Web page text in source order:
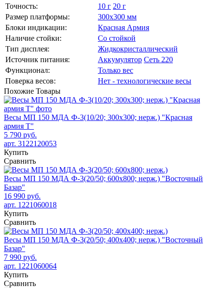
Точность:
10 г 20 г
Размер платформы:
300х300 мм
Блоки индикации:
Красная Армия
Наличие стойки:
Со стойкой
Тип дисплея:
Жидкокристаллический
Источник питания:
Аккумулятор Сеть 220
Функционал:
Только вес
Поверка весов:
Нет - технологические весы
Похожие Товары
Весы МП 150 МДА Ф-3(10/20; 300х300; нерж.) "Красная
армия Т"
5 790 руб.
арт. 3122120053
Купить
Сравнить
Весы МП 150 МДА Ф-3(20/50; 600х800; нерж.) "Восточный
Базар"
16 990 руб.
арт. 1221060018
Купить
Сравнить
Весы МП 150 МДА Ф-3(20/50; 400х400; нерж.) "Восточный
Базар"
7 990 руб.
арт. 1221060064
Купить
Сравнить